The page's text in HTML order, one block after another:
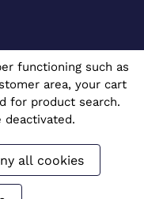
functioning such as
area, your cart
for product search.
deactivated.
all cookies